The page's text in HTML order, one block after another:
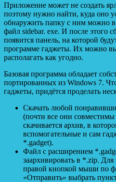
Приложение может не создать
поэтому нужно найти, куда оно
обнаружить папку с ним можно в
файл sidebar. exe. И после этого
появится панель, на которой
программе гаджеты. Их можно
располагать как угодно.
Базовая программа обладает
портированных из Windows 7.
гаджеты, придётся проделать
Скачать любой
(почти все они
скачивается архив, в
вспомогательные и сам
*.gadget).
Файл с расширением
заархивировать в *.zip.
правой кнопкой мыши по
«Отправить» выбрать